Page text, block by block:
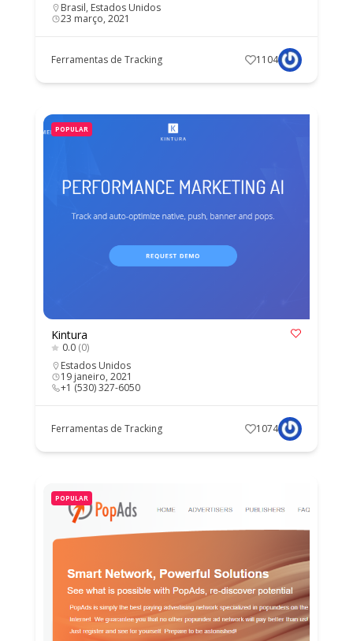
Brasil, Estados Unidos
23 março, 2021
Ferramentas de Tracking 1104
POPULAR
Kintura
0.0 (0)
Estados Unidos
19 janeiro, 2021
+1 (530) 327-6050
Ferramentas de Tracking 1074
POPULAR